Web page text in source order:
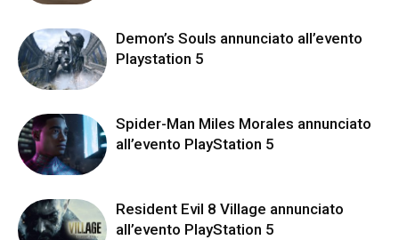
Demon’s Souls annunciato all’evento
Playstation 5
Spider-Man Miles Morales annunciato
all’evento PlayStation 5
Resident Evil 8 Village annunciato
all’evento PlayStation 5